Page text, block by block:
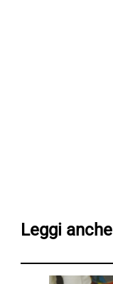
Leggi anche